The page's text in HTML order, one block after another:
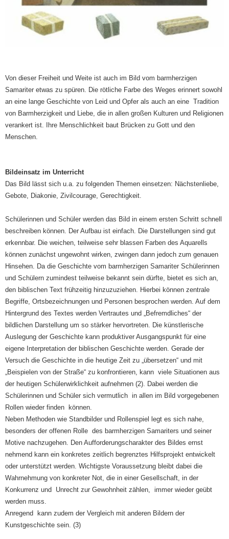
Von dieser Freiheit und Weite ist auch im Bild vom barmherzigen
Samariter etwas zu spüren. Die rötliche Farbe des Weges erinnert sowohl
an eine lange Geschichte von Leid und Opfer als auch an eine Tradition
von Barmherzigkeit und Liebe, die in allen großen Kulturen und Religionen
verankert ist. Ihre Menschlichkeit baut Brücken zu Gott und den
Menschen.
Bildeinsatz im Unterricht
Das Bild lässt sich u.a. zu folgenden Themen einsetzen: Nächstenliebe,
Gebote, Diakonie, Zivilcourage, Gerechtigkeit.
Schülerinnen und Schüler werden das Bild in einem ersten Schritt schnell
beschreiben können. Der Aufbau ist einfach. Die Darstellungen sind gut
erkennbar. Die weichen, teilweise sehr blassen Farben des Aquarells
können zunächst ungewohnt wirken, zwingen dann jedoch zum genauen
Hinsehen. Da die Geschichte vom barmherzigen Samariter Schülerinnen
und Schülern zumindest teilweise bekannt sein dürfte, bietet es sich an,
den biblischen Text frühzeitig hinzuzuziehen. Hierbei können zentrale
Begriffe, Ortsbezeichnungen und Personen besprochen werden. Auf dem
Hintergrund des Textes werden Vertrautes und „Befremdliches“ der
bildlichen Darstellung um so stärker hervortreten. Die künstlerische
Auslegung der Geschichte kann produktiver Ausgangspunkt für eine
eigene Interpretation der biblischen Geschichte werden. Gerade der
Versuch die Geschichte in die heutige Zeit zu „übersetzen“ und mit
„Beispielen von der Straße“ zu konfrontieren, kann viele Situationen aus
der heutigen Schülerwirklichkeit aufnehmen (2). Dabei werden die
Schülerinnen und Schüler sich vermutlich in allen im Bild vorgegebenen
Rollen wieder finden können.
Neben Methoden wie Standbilder und Rollenspiel legt es sich nahe,
besonders der offenen Rolle des barmherzigen Samariters und seiner
Motive nachzugehen. Den Aufforderungscharakter des Bildes ernst
nehmend kann ein konkretes zeitlich begrenztes Hilfsprojekt entwickelt
oder unterstützt werden. Wichtigste Voraussetzung bleibt dabei die
Wahrnehmung von konkreter Not, die in einer Gesellschaft, in der
Konkurrenz und Unrecht zur Gewohnheit zählen, immer wieder geübt
werden muss.
Anregend kann zudem der Vergleich mit anderen Bildern der
Kunstgeschichte sein. (3)